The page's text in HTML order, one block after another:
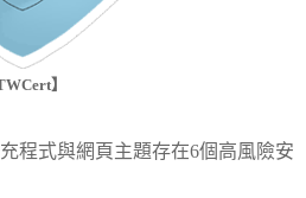
】
程式與網頁主題存在6個高風險安